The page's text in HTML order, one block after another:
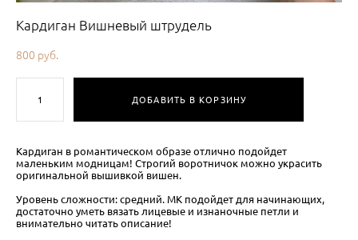
Кардиган Вишневый штрудель
800 pуб.
ДОБАВИТЬ В КОРЗИНУ
Кардиган в романтическом образе отлично подойдет
маленьким модницам! Строгий воротничок можно украсить
оригинальной вышивкой вишен.
Уровень сложности: средний. МК подойдет для начинающих,
достаточно уметь вязать лицевые и изнаночные петли и
внимательно читать описание!